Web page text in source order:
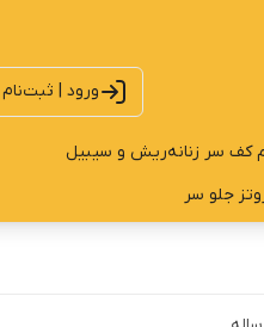
ورود | ثبت‌نام
کف سر زنانهریش و سیبیل
جلو سر